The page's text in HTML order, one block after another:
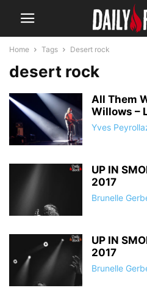
Home Tags Desert rock
desert rock
All Them
Willows –
Yves
UP IN
2017
Brunelle
UP IN
2017
Brunelle